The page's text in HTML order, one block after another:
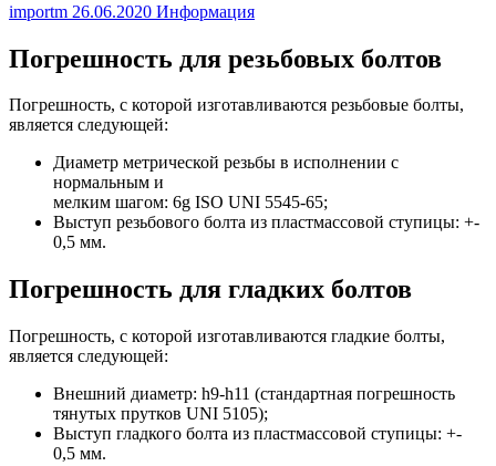
importm 26.06.2020 Информация
Погрешность для резьбовых болтов
Погрешность, с которой изготавливаются резьбовые болты,
является следующей:
Диаметр метрической резьбы в исполнении с
нормальным и
мелким шагом: 6g ISO UNI 5545-65;
Выступ резьбового болта из пластмассовой ступицы: +-
0,5 мм.
Погрешность для гладких болтов
Погрешность, с которой изготавливаются гладкие болты,
является следующей:
Внешний диаметр: h9-h11 (стандартная погрешность
тянутых прутков UNI 5105);
Выступ гладкого болта из пластмассовой ступицы: +-
0,5 мм.